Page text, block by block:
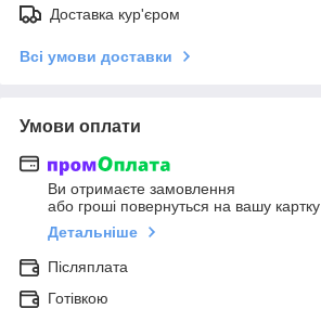
Доставка кур'єром
Всі умови доставки
Умови оплати
Ви отримаєте замовлення
або гроші повернуться на вашу картку
Детальніше
Післяплата
Готівкою